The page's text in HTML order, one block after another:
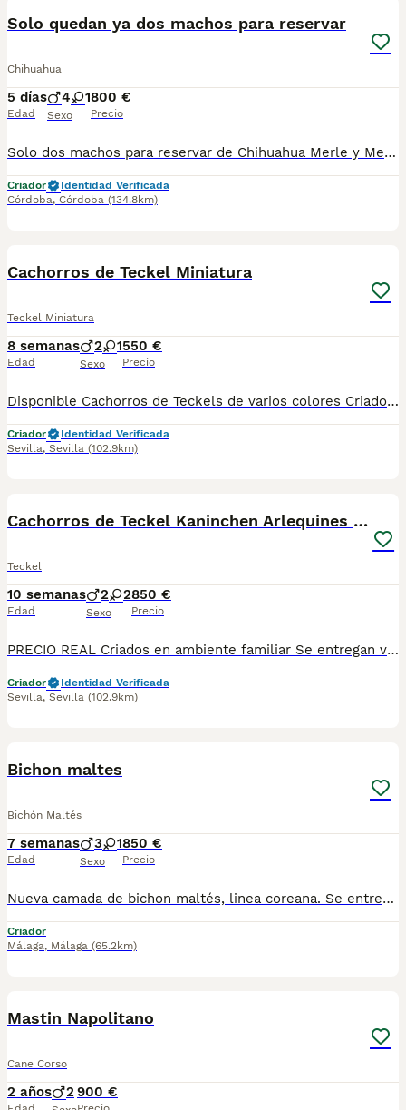
Solo quedan ya dos machos para reservar
Chihuahua
5 días
Edad
4 1
Sexo
800 €
Precio
Solo dos machos para reservar de Chihuahua Merle y Merle fantasma se entregan vacunados y desparacitados con contrato de compraventa y certificado de salud .compromiso de Chip( no incluido en el precio) Con chip serían 65 euros más. El envío tampoco está incluido en el precio. precios con IVA incluido
Criador
Identidad Verificada
Córdoba, Córdoba (134.8km)
Cachorros de Teckel Miniatura
Teckel Miniatura
8 semanas
Edad
2 1
Sexo
550 €
Precio
Disponible Cachorros de Teckels de varios colores Criados en ambiente familiar Se entregan vacunados y desparasitados con su cartilla sanitaria y su contrato de garantía vírica y congénita Se envían a toda España con la opción de pagar contra reembolso: Madrid, Barcelona, Cádiz, Valencia, Málaga, Huelva, Huesca, Tarragona, Lleida, La Rioja, Salamanca, Lugo, Badajoz, Toledo, Segovia, Islas Baleares… Hembra roja 550€ Macho negro y fuego 550€ Macho chocolate sólido 750€ Macho arlequín plata 750€ Hembra arlequín plata 850€ Macho arlequin chocolate 850€ Hembra arlequín chocolate 950€ Teléfono de contacto 661154732
Criador
Identidad Verificada
Sevilla, Sevilla (102.9km)
Cachorros de Teckel Kaninchen Arlequines Chocolate
Teckel
10 semanas
Edad
2 2
Sexo
850 €
Precio
PRECIO REAL Criados en ambiente familiar Se entregan vacunados y desparasitados con su cartilla sanitaria y su contrato de garantía vírica y congénita Se envían a toda España con la opción de pagar contra reembolso: Madrid, Barcelona, Valencia, Salamanca, Cádiz, Huelva, Huesca, Jaén, Córdoba, Zaragoza, Castellón, Badajoz, Málaga, Almería, Lugo, Islas Baleares… Teléfono de contacto: 661154732
Criador
Identidad Verificada
Sevilla, Sevilla (102.9km)
Bichon maltes
Bichón Maltés
7 semanas
Edad
3 1
Sexo
850 €
Precio
Nueva camada de bichon maltés, linea coreana. Se entregan vacunados desparacitado y con cartilla para más información por wasap al 610704512, hembra 950, machos 850. Se recojen en alhaurin de la torre Málaga
Criador
Málaga, Málaga (65.2km)
Mastin Napolitano
Cane Corso
2 años 2900 €